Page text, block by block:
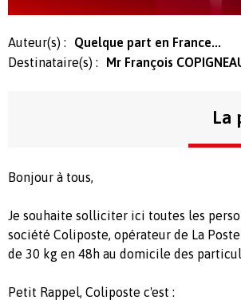
Auteur(s) :
Quelque part en France...
Destinataire(s) :
Mr François
La
Bonjour à tous,
Je souhaite solliciter ici toutes les
société Coliposte, opérateur de La
de 30 kg en 48h au domicile des
Petit Rappel, Coliposte c'est :